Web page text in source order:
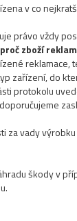
v co
právo vždy
zboží
reklamace,
zařízení, do
protokolu
za vady
škody v